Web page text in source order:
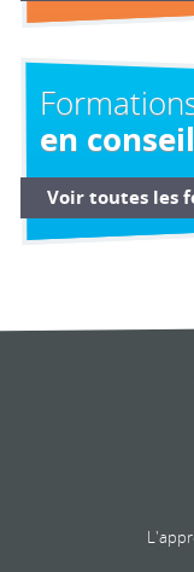
en conseil
Voir toutes les